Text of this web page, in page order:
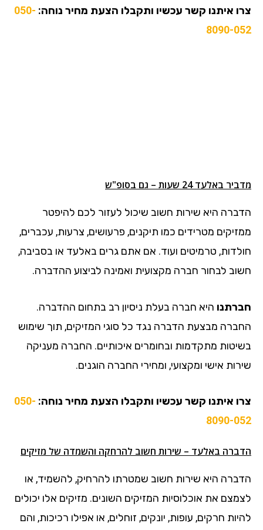
צרו איתנו קשר עכשיו ותקבלו הצעת מחיר נוחה: 050-
8090-052
מדביר באלעד 24 שעות – גם בסופ"ש
הדברה היא שירות חשוב שיכול לעזור לכם להיפטר
ממזיקים מטרידים כמו תיקנים, פרעושים, צרעות, עכברים,
חולדות, טרמיטים ועוד. אם אתם גרים באלעד או בסביבה,
חשוב לבחור חברה מקצועית ואמינה לביצוע ההדברה.
חברתנו היא חברה בעלת ניסיון רב בתחום ההדברה.
החברה מבצעת הדברה נגד כל סוגי המזיקים, תוך שימוש
בשיטות מתקדמות ובחומרים איכותיים. החברה מעניקה
שירות אישי ומקצועי, ומחירי החברה הוגנים.
צרו איתנו קשר עכשיו ותקבלו הצעת מחיר נוחה: 050-
8090-052
הדברה באלעד – שירות חשוב להרחקה והשמדה של מזיקים
הדברה היא שירות חשוב שמטרתו להרחיק, להשמיד, או
לצמצם את אוכלוסיות המזיקים השונים. מזיקים אלו יכולים
להיות חרקים, עופות, יונקים, זוחלים, או אפילו רכיכות, והם